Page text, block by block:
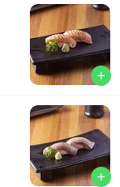
add
add